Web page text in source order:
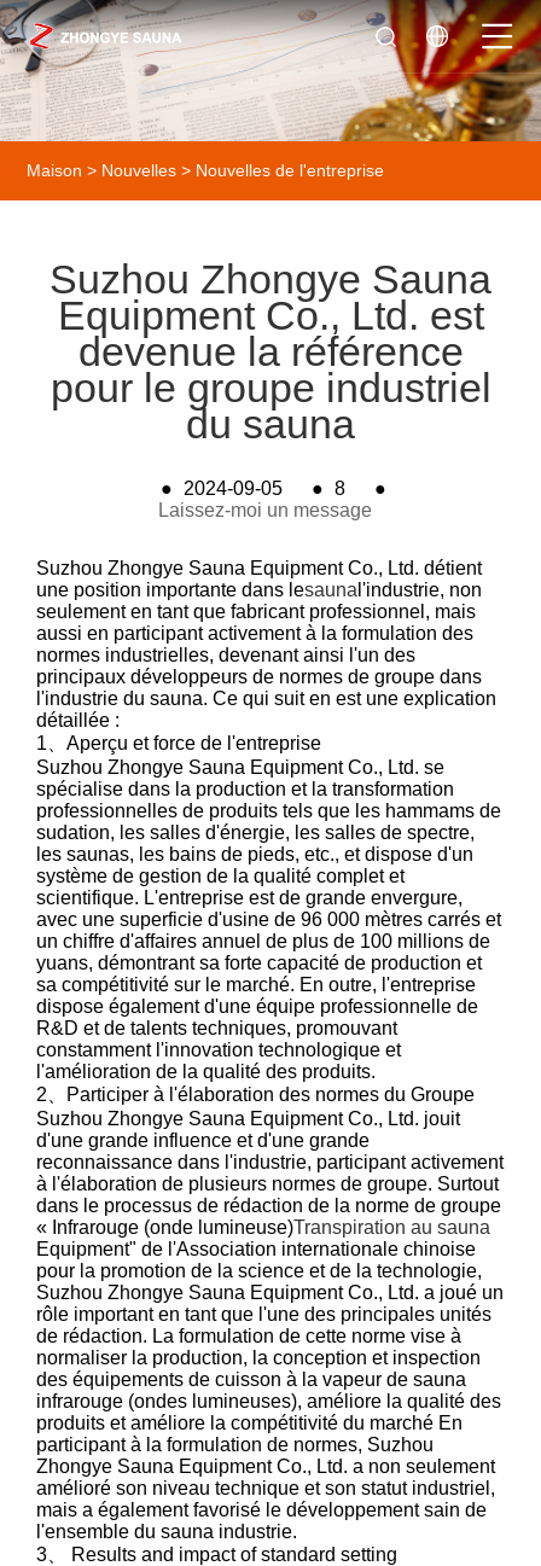
Maison > Nouvelles > Nouvelles de l'entreprise
Suzhou Zhongye Sauna
Equipment Co., Ltd. est
devenue la référence
pour le groupe industriel
du sauna
● 2024-09-05 ● 8
●
Laissez-moi un message
Suzhou Zhongye Sauna Equipment Co., Ltd. détient
une position importante dans lesauna l'industrie, non
seulement en tant que fabricant professionnel, mais
aussi en participant activement à la formulation des
normes industrielles, devenant ainsi l'un des
principaux développeurs de normes de groupe dans
l'industrie du sauna. Ce qui suit en est une explication
détaillée :
1、Aperçu et force de l'entreprise
Suzhou Zhongye Sauna Equipment Co., Ltd. se
spécialise dans la production et la transformation
professionnelles de produits tels que les hammams de
sudation, les salles d'énergie, les salles de spectre,
les saunas, les bains de pieds, etc., et dispose d'un
système de gestion de la qualité complet et
scientifique. L'entreprise est de grande envergure,
avec une superficie d'usine de 96 000 mètres carrés et
un chiffre d'affaires annuel de plus de 100 millions de
yuans, démontrant sa forte capacité de production et
sa compétitivité sur le marché. En outre, l'entreprise
dispose également d'une équipe professionnelle de
R&D et de talents techniques, promouvant
constamment l'innovation technologique et
l'amélioration de la qualité des produits.
2、Participer à l'élaboration des normes du Groupe
Suzhou Zhongye Sauna Equipment Co., Ltd. jouit
d'une grande influence et d'une grande
reconnaissance dans l'industrie, participant activement
à l'élaboration de plusieurs normes de groupe. Surtout
dans le processus de rédaction de la norme de groupe
« Infrarouge (onde lumineuse)Transpiration au sauna
Equipment" de l'Association internationale chinoise
pour la promotion de la science et de la technologie,
Suzhou Zhongye Sauna Equipment Co., Ltd. a joué un
rôle important en tant que l'une des principales unités
de rédaction. La formulation de cette norme vise à
normaliser la production, la conception et inspection
des équipements de cuisson à la vapeur de sauna
infrarouge (ondes lumineuses), améliore la qualité des
produits et améliore la compétitivité du marché En
participant à la formulation de normes, Suzhou
Zhongye Sauna Equipment Co., Ltd. a non seulement
amélioré son niveau technique et son statut industriel,
mais a également favorisé le développement sain de
l'ensemble du sauna industrie.
3、 Results and impact of standard setting